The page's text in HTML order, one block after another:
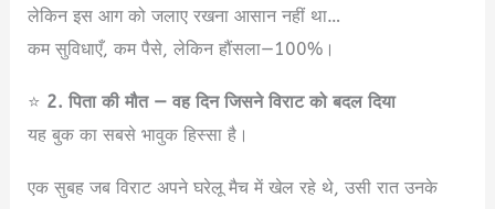
लेकिन इस आग को जलाए रखना आसान नहीं था…
कम सुविधाएँ, कम पैसे, लेकिन हौंसला—100%।
⭐ 2. पिता की मौत — वह दिन जिसने विराट को बदल दिया
यह बुक का सबसे भावुक हिस्सा है।
एक सुबह जब विराट अपने घरेलू मैच में खेल रहे थे, उसी रात उनके